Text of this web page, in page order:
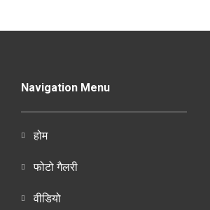
Navigation Menu
होम
फोटो गैलरी
वीडियो